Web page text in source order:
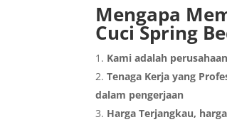
Mengapa
Cuci Spring
Kami adalah
Tenaga Kerja yang
dalam pengerjaan
Harga Terjangkau,